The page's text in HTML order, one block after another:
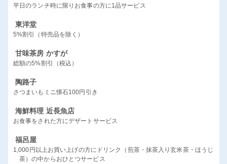
平日のランチ時に限りお食事の方に1品サービス
東洋堂
5%割引（特売品を除く）
甘味茶房 かすが
総額の5%割引（税込）
陶路子
さつまいもミニ懐石100円引き
海鮮料理 近長魚店
お食事をされた方にデザートサービス
福呂屋
1,000円以上お買い上げの方にドリンク（煎茶・抹茶入り玄米茶・ほうじ
茶）の中からおひとつサービス